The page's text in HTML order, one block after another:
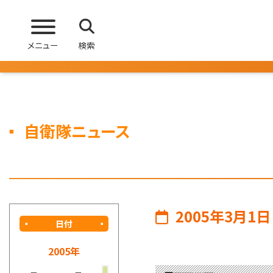
メニュー 検索
自衛隊ニュース
日付
2005年
2005年3月1日